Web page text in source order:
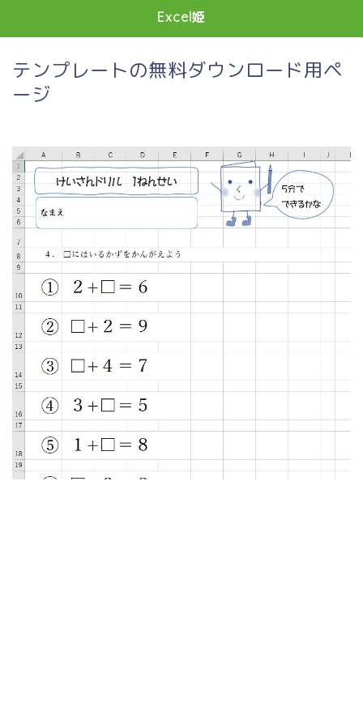
Excel姫
テンプレートの無料ダウンロード用ペ
ージ